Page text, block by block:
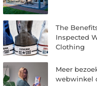
The
Inspected
Clothing
Meer
webwinkel